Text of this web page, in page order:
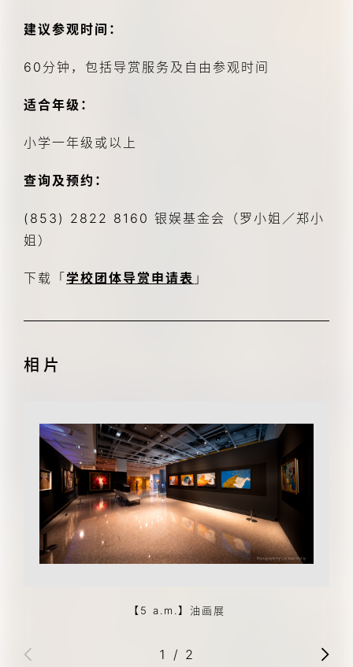
建议参观时间：
60分钟，包括导赏服务及自由参观时间
适合年级：
小学一年级或以上
查询及预约：
(853) 2822 8160 银娱基金会（罗小姐／郑小
姐）
下载「学校团体导赏申请表 」
相片
【5 a.m.】油画展
1 / 2